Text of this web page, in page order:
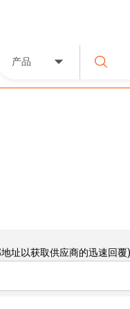
产品
址以获取供应商的迅速回覆)